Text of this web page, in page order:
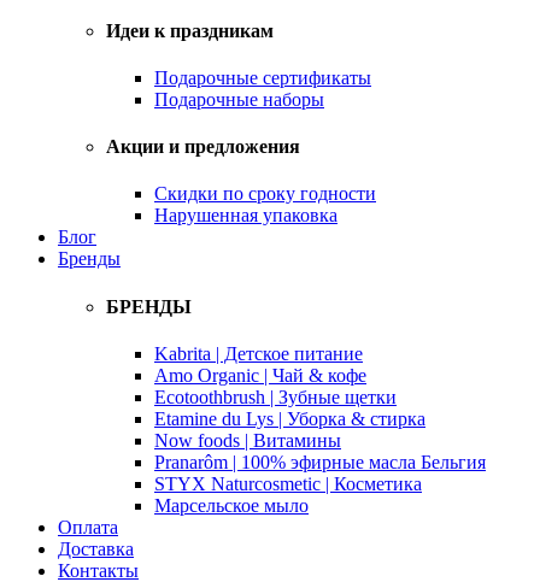
Идеи к праздникам
Подарочные сертификаты
Подарочные наборы
Акции и предложения
Скидки по сроку годности
Нарушенная упаковка
Блог
Бренды
БРЕНДЫ
Kabrita | Детское питание
Amo Organic | Чай & кофе
Ecotoothbrush | Зубные щетки
Etamine du Lys | Уборка & стирка
Now foods | Витамины
Pranarôm | 100% эфирные масла Бельгия
STYX Naturcosmetic | Косметика
Марсельское мыло
Оплата
Доставка
Контакты